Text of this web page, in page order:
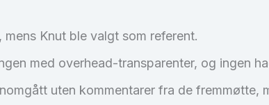
Knut ble valgt som referent.
med overhead-transparenter, og ingen
uten kommentarer fra de fremmøtte,